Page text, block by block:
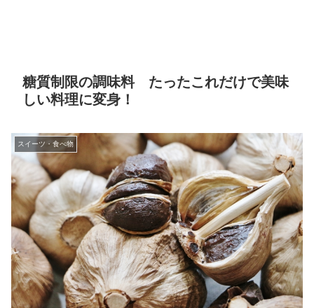
糖質制限の調味料 たったこれだけで美味
しい料理に変身！
スイーツ・食べ物